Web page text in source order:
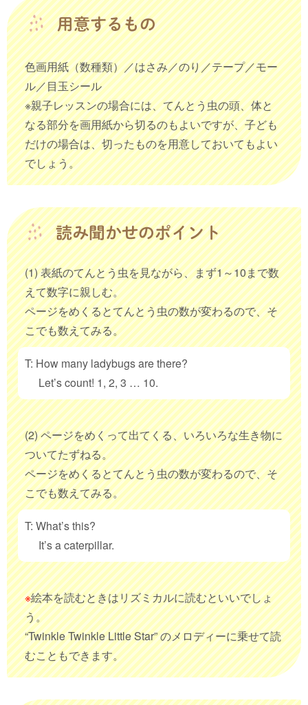
色画用紙（数種類）／はさみ／のり／テープ／モー
ル／目玉シール
※親子レッスンの場合には、てんとう虫の頭、体と
なる部分を画用紙から切るのもよいですが、子ども
だけの場合は、切ったものを用意しておいてもよい
でしょう。
(1) 表紙のてんとう虫を見ながら、まず1～10まで数
えて数字に親しむ。
ページをめくるとてんとう虫の数が変わるので、そ
こでも数えてみる。
T: How many ladybugs are there?
Let’s count! 1, 2, 3 … 10.
(2) ページをめくって出てくる、いろいろな生き物に
ついてたずねる。
ページをめくるとてんとう虫の数が変わるので、そ
こでも数えてみる。
T: What’s this?
It’s a caterpillar.
※絵本を読むときはリズミカルに読むといいでしょ
う。
“Twinkle Twinkle Little Star” のメロディーに乗せて読
むこともできます。